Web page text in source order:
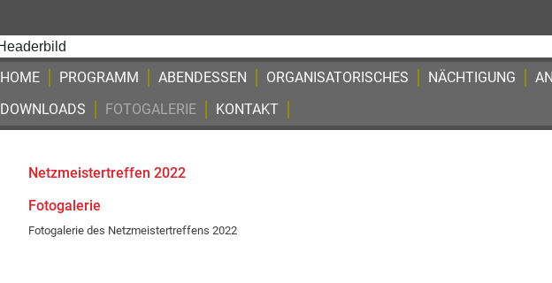
HOME PROGRAMM ABENDESSEN ORGANISATORISCHES NÄCHTIGUNG
DOWNLOADS
FOTOGALERIE KONTAKT
Netzmeistertreffen 2022
Fotogalerie
Fotogalerie des Netzmeistertreffens 2022